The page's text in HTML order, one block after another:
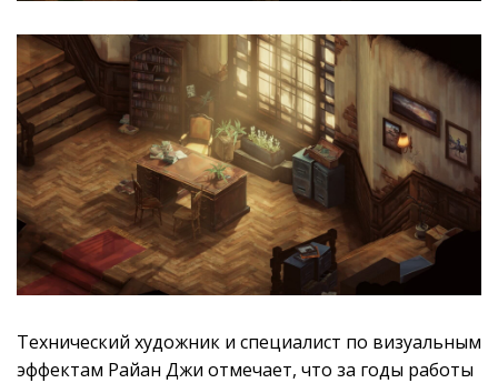
Технический художник и специалист по визуальным
эффектам Райан Джи отмечает, что за годы работы